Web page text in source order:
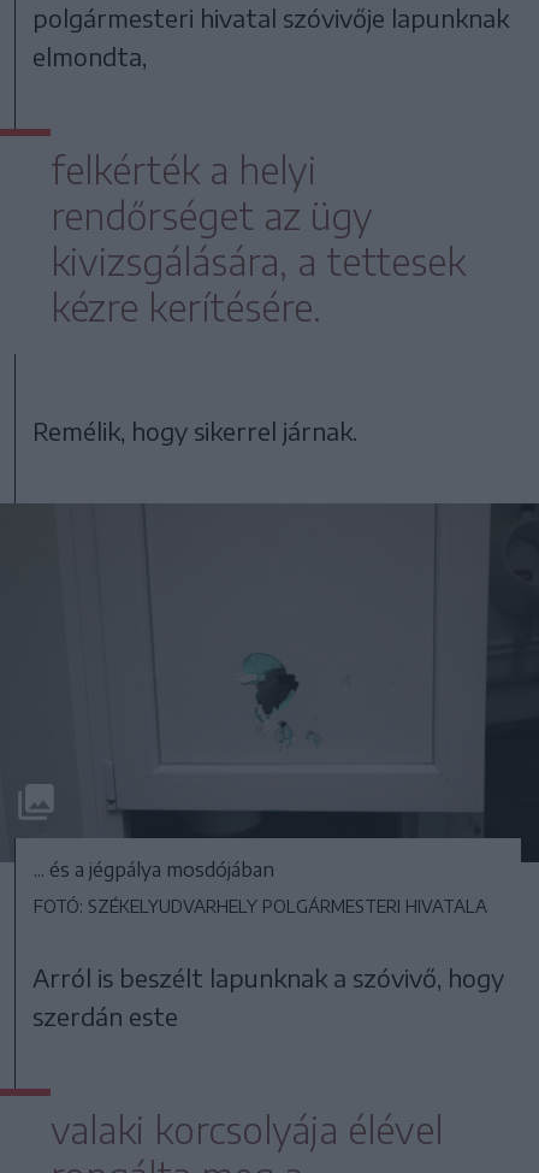
polgármesteri hivatal szóvivője lapunknak
elmondta,
felkérték a helyi
rendőrséget az ügy
kivizsgálására, a tettesek
kézre kerítésére.
Remélik, hogy sikerrel járnak.
... és a jégpálya mosdójában
FOTÓ: SZÉKELYUDVARHELY POLGÁRMESTERI HIVATALA
Arról is beszélt lapunknak a szóvivő, hogy
szerdán este
valaki korcsolyája élével